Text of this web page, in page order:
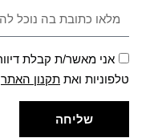
טלפוניות ואת תקנון האתר
שליחה